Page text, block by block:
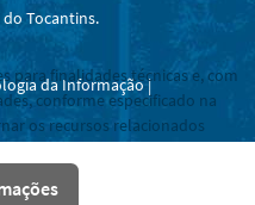
Tocantins.
da Informação |
para finalidades técnicas e, com
conforme especificado na
os recursos relacionados